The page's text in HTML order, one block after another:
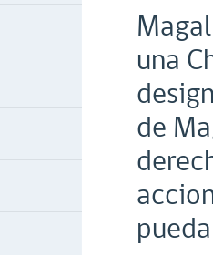
una
de